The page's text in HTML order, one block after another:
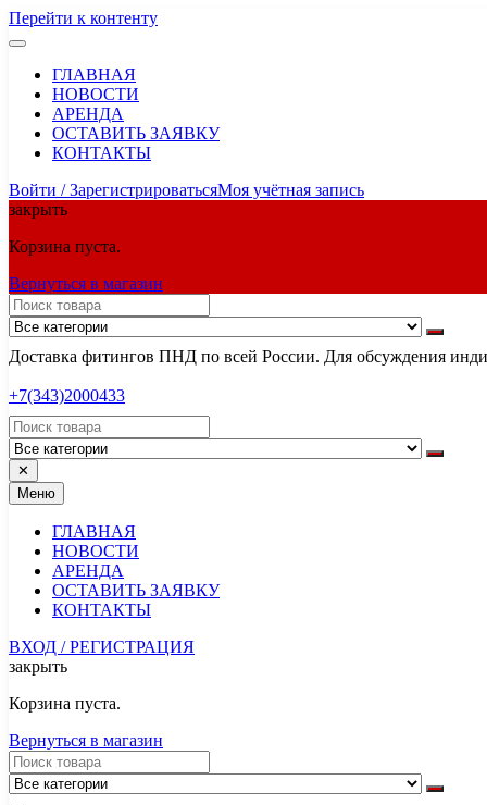
Перейти к контенту
ГЛАВНАЯ
НОВОСТИ
АРЕНДА
ОСТАВИТЬ ЗАЯВКУ
КОНТАКТЫ
Войти / ЗарегистрироватьсяМоя учётная запись
закрыть
Корзина пуста.
Вернуться в магазин
Доставка фитингов ПНД по всей России. Для обсуждения
+7(343)2000433
✕
Меню
ГЛАВНАЯ
НОВОСТИ
АРЕНДА
ОСТАВИТЬ ЗАЯВКУ
КОНТАКТЫ
ВХОД / РЕГИСТРАЦИЯ
закрыть
Корзина пуста.
Вернуться в магазин